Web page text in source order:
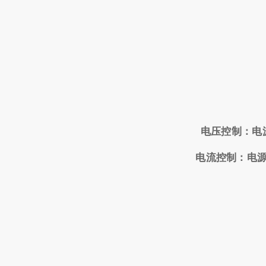
电压控制：
电流控制：电